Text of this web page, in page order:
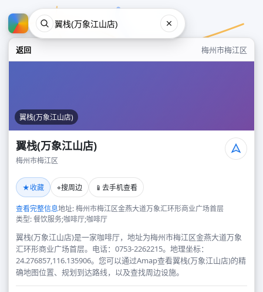
返回 梅州市梅江区
翼栈(万象江山店)
翼栈(万象江山店)
梅州市梅江区
★收藏 ⌖搜周边 📱 去手机查看
查看完整信息地址: 梅州市梅江区金燕大道万象汇环形商业广场首层
类型: 餐饮服务;咖啡厅;咖啡厅
翼栈(万象江山店)是一家咖啡厅，地址为梅州市梅江区金燕大道万象
汇环形商业广场首层。电话：0753-2262215。地理坐标：
24.276857,116.135906。您可以通过Amap查看翼栈(万象江山店)的精
确地图位置、规划到达路线，以及查找周边设施。